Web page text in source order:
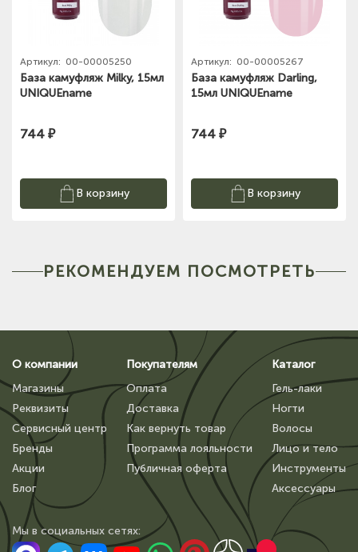
Артикул: 00-00005250
База камуфляж Milky, 15мл
UNIQUEname
744 ₽
В корзину
Артикул: 00-00005267
База камуфляж Darling,
15мл UNIQUEname
744 ₽
В корзину
РЕКОМЕНДУЕМ ПОСМОТРЕТЬ
О компании
Магазины
Реквизиты
Сервисный центр
Бренды
Акции
Блог
Покупателям
Оплата
Доставка
Как вернуть товар
Программа лояльности
Публичная оферта
Каталог
Гель-лаки
Ногти
Волосы
Лицо и тело
Инструменты
Аксессуары
Мы в сoциальных сетях: